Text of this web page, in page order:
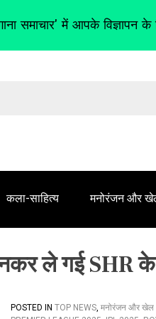
कला-साहित्य मनोरंजन और
ले गई SHR के
POSTED IN TOP NEWS, मनोरंजन और खेल
समाचार' में आपके विज्ञापन